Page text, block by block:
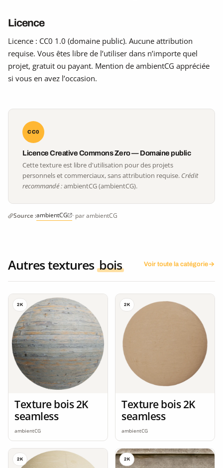
Licence
Licence : CC0 1.0 (domaine public). Aucune attribution
requise. Vous êtes libre de l’utiliser dans n’importe quel
projet, gratuit ou payant. Mention de ambientCG appréciée
si vous en avez l’occasion.
CC0
Licence Creative Commons Zero — Domaine public
Cette texture est libre d'utilisation pour des projets
personnels et commerciaux, sans attribution requise. Crédit
recommandé :ambientCG (ambientCG).
Source :ambientCG · par ambientCG
Autres textures bois Voir toute la catégorie
2K
Texture bois 2K
seamless
ambientCG
2K
Texture bois 2K
seamless
ambientCG
2K 2K